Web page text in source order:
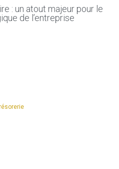
: un atout majeur pour le
de l’entreprise